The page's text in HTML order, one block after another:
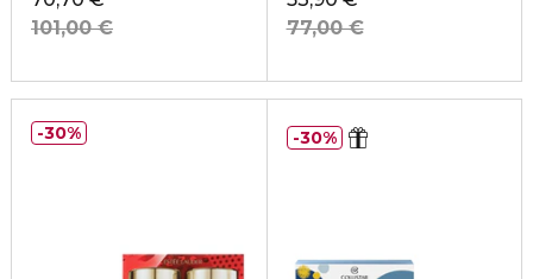
101,00 €
77,00 €
30% 30%